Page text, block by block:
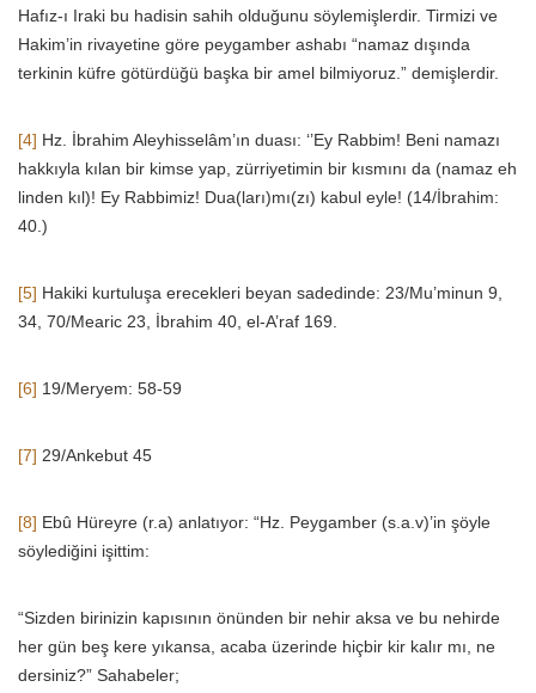
Hafız-ı Iraki bu hadisin sahih olduğunu söylemişlerdir. Tirmizi ve
Hakim’in rivayetine göre peygamber ashabı “namaz dışında
terkinin küfre götürdüğü başka bir amel bilmiyoruz.” demişlerdir.
[4] Hz. İbrahim Aleyhisselâm’ın duası: ‘’Ey Rabbim! Beni namazı
hakkıyla kılan bir kimse yap, zürriyetimin bir kısmını da (namaz eh
linden kıl)! Ey Rabbimiz! Dua(ları)mı(zı) kabul eyle! (14/İbrahim:
40.)
[5] Hakiki kurtuluşa erecekleri beyan sadedinde: 23/Mu’minun 9,
34, 70/Mearic 23, İbrahim 40, el-A’raf 169.
[6] 19/Meryem: 58-59
[7] 29/Ankebut 45
[8] Ebû Hüreyre (r.a) anlatıyor: “Hz. Peygamber (s.a.v)’in şöyle
söylediğini işittim:
“Sizden birinizin kapısının önünden bir nehir aksa ve bu nehirde
her gün beş kere yıkansa, acaba üzerinde hiçbir kir kalır mı, ne
dersiniz?” Sahabeler;